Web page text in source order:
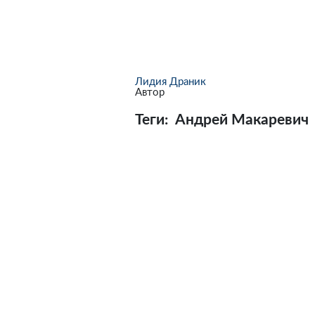
Лидия Драник
Автор
Теги: Андрей Макаревич